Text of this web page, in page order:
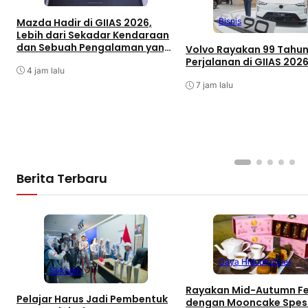
Mazda Hadir di GIIAS 2026,
Lebih dari Sekadar Kendaraan
dan Sebuah Pengalaman yang
4 jam lalu
Bisnis
Volvo Rayakan 99 Tahun
Perjalanan di GIIAS 2026
7 jam lalu
Berita Terbaru
Sekolah
Pelajar Harus Jadi Pembentuk
Gaya HidupKuliner
Rayakan Mid-Autumn
dengan Mooncake